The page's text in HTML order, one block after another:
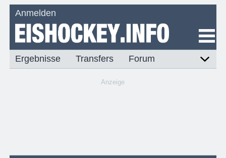
Anmelden
Ergebnisse Transfers Forum
Anzeige